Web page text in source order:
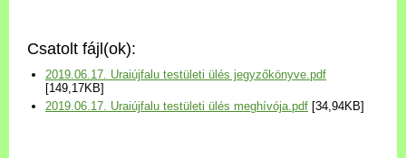
Választási információk
Versenyképes Járások
Csatolt fájl(ok):
2019.06.17. Uraiújfalu testületi ülés jegyzőkönyve.pdf
[149,17KB]
2019.06.17. Uraiújfalu testületi ülés meghívója.pdf [34,94KB]